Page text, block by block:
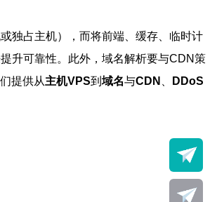
独占主机），而将前端、缓存、临时计
升可靠性。此外，域名解析要与CDN策
提供从主机VPS到 域名与CDN
DDoS